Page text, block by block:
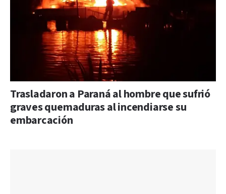
Trasladaron a Paraná al hombre que sufrió
graves quemaduras al incendiarse su
embarcación